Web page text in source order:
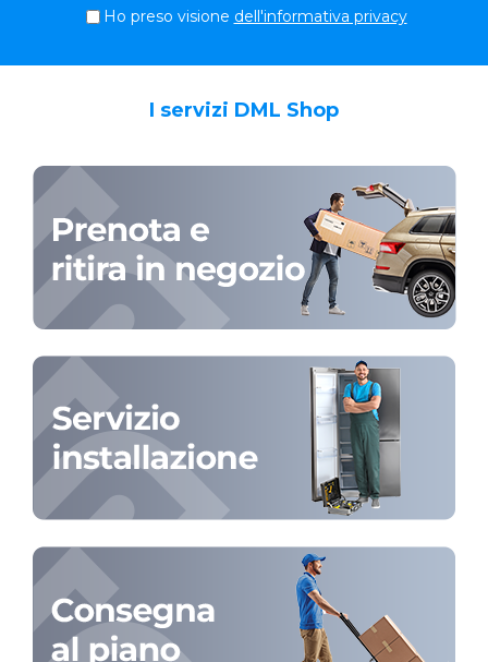
Ho preso visione dell'informativa privacy
I servizi DML Shop